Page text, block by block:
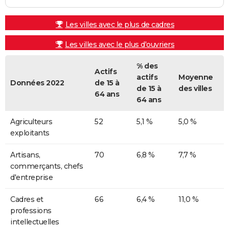
Les villes avec le plus de cadres
Les villes avec le plus d'ouvriers
Données 2022
Actifs
de 15 à
64 ans
% des
actifs
de 15 à
64 ans
Moyenne
des villes
Agriculteurs
exploitants
52 5,1 % 5,0 %
Artisans,
commerçants, chefs
d'entreprise
70 6,8 % 7,7 %
Cadres et
professions
intellectuelles
66 6,4 % 11,0 %